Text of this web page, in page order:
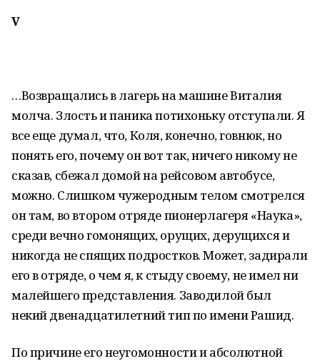
V
…Возвращались в лагерь на машине Виталия
молча. Злость и паника потихоньку отступали. Я
все еще думал, что, Коля, конечно, говнюк, но
понять его, почему он вот так, ничего никому не
сказав, сбежал домой на рейсовом автобусе,
можно. Слишком чужеродным телом смотрелся
он там, во втором отряде пионерлагеря «Наука»,
среди вечно гомонящих, орущих, дерущихся и
никогда не спящих подростков. Может, задирали
его в отряде, о чем я, к стыду своему, не имел ни
малейшего представления. Заводилой был
некий двенадцатилетний тип по имени Рашид.
По причине его неугомонности и абсолютной